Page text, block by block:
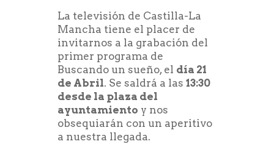
La televisión de Castilla-La
Mancha tiene el placer de
invitarnos a la grabación del
primer programa de
Buscando un sueño, el día 21
de Abril. Se saldrá a las 13:30
desde la plaza del
ayuntamiento y nos
obsequiarán con un aperitivo
a nuestra llegada.